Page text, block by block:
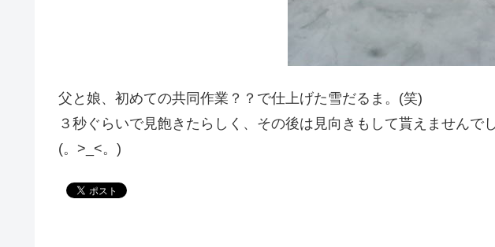
父と娘、初めての共同作業？？で仕上げた雪だるま。(笑)
３秒ぐらいで見飽きたらしく、その後は見向きもして貰えませんでし
(。>_<。)